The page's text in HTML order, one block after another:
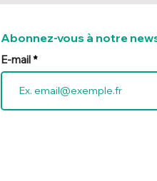
Abonnez-vous à notre
E-mail